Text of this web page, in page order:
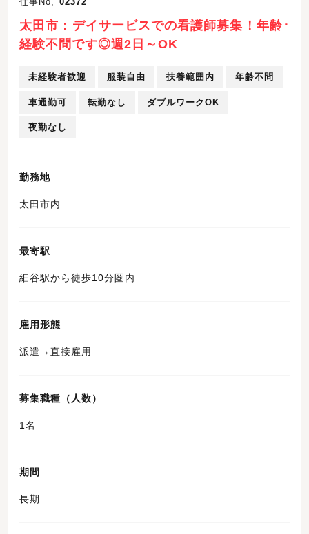
太田市：デイサービスでの看護師募集！年齢･
経験不問です◎週2日～OK
未経験者歓迎 服装自由 扶養範囲内 年齢不問
車通勤可 転勤なし ダブルワークOK
夜勤なし
勤務地
太田市内
最寄駅
細谷駅から徒歩10分圏内
雇用形態
派遣→直接雇用
募集職種（人数）
1名
期間
長期